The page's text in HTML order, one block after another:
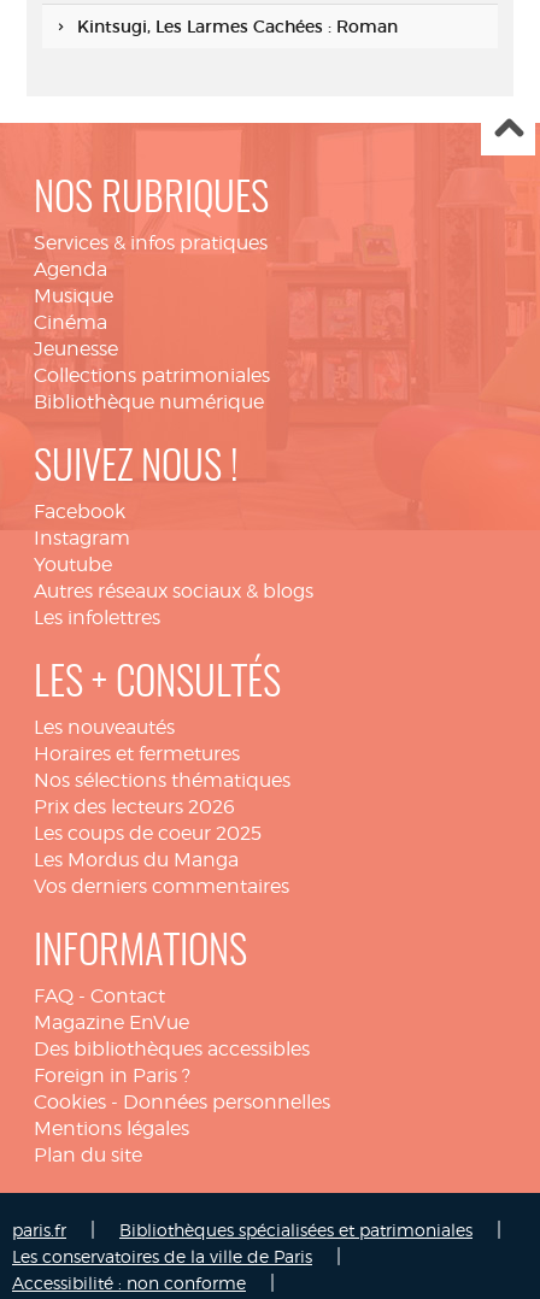
Kintsugi, Les Larmes Cachées : Roman
NOS RUBRIQUES
Services & infos pratiques
Agenda
Musique
Cinéma
Jeunesse
Collections patrimoniales
Bibliothèque numérique
SUIVEZ NOUS !
Facebook
Instagram
Youtube
Autres réseaux sociaux & blogs
Les infolettres
LES + CONSULTÉS
Les nouveautés
Horaires et fermetures
Nos sélections thématiques
Prix des lecteurs 2026
Les coups de coeur 2025
Les Mordus du Manga
Vos derniers commentaires
INFORMATIONS
FAQ - Contact
Magazine EnVue
Des bibliothèques accessibles
Foreign in Paris ?
Cookies - Données personnelles
Mentions légales
Plan du site
paris.fr Bibliothèques spécialisées et patrimoniales
Les conservatoires de la ville de Paris
Accessibilité : non conforme